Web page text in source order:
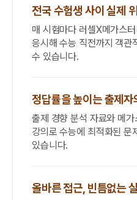
전국 수험생 사이 실제
매 시험마다 러셀X메가스
응시해 수능 직전까지 객관
수 있습니다.
정답률을 높이는 출제
출제 경향 분석 자료와 메
강의로 수능에 최적화된 문
있습니다.
올바른 접근, 빈틈없는